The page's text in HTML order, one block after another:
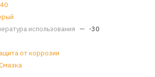
использования — -30
от коррозии